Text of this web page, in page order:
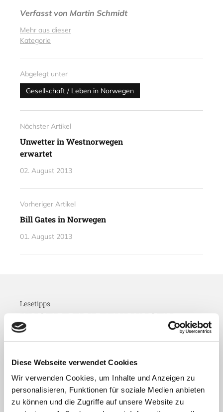
Diese Webseite verwendet Cookies
Wir verwenden Cookies, um Inhalte und Anzeigen zu
personalisieren, Funktionen für soziale Medien anbieten
zu können und die Zugriffe auf unsere Website zu
Verfasst von Martin Schmidt
Mehr aus dieser
Kategorie
Abgelegt unter
Gesellschaft / Leben in Norwegen
Nächster Artikel
Unwetter in Westnorwegen
erwartet
02. August 2013
Vorheriger Artikel
Bill Gates in Norwegen
01. August 2013
Lesetipps
UNSERE EMPFEHLUNGEN